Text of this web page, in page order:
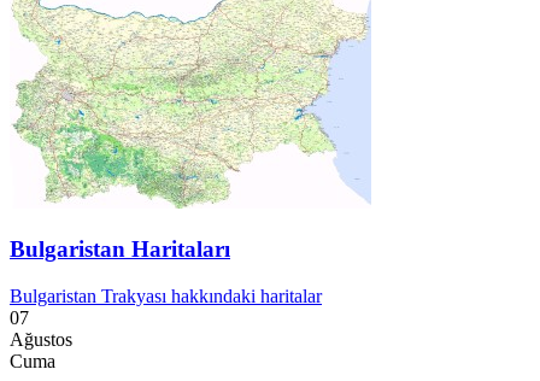
Bulgaristan Haritaları
Bulgaristan Trakyası hakkındaki haritalar
07
Ağustos
Cuma